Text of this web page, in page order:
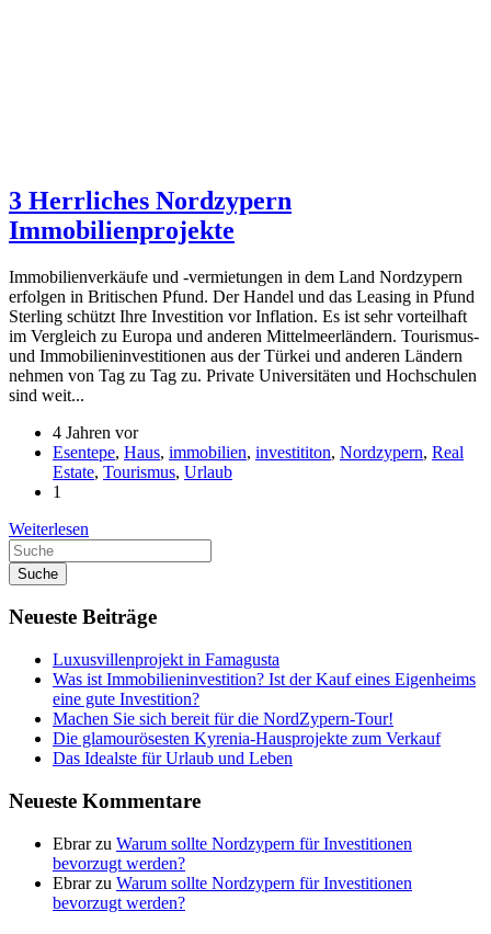
3 Herrliches Nordzypern
Immobilienprojekte
Immobilienverkäufe und -vermietungen in dem Land Nordzypern
erfolgen in Britischen Pfund. Der Handel und das Leasing in Pfund
Sterling schützt Ihre Investition vor Inflation. Es ist sehr vorteilhaft
im Vergleich zu Europa und anderen Mittelmeerländern. Tourismus-
und Immobilieninvestitionen aus der Türkei und anderen Ländern
nehmen von Tag zu Tag zu. Private Universitäten und Hochschulen
sind weit...
4 Jahren vor
Esentepe, Haus, immobilien, investititon, Nordzypern, Real
Estate, Tourismus, Urlaub
1
Weiterlesen
Suche
Neueste Beiträge
Luxusvillenprojekt in Famagusta
Was ist Immobilieninvestition? Ist der Kauf eines Eigenheims
eine gute Investition?
Machen Sie sich bereit für die NordZypern-Tour!
Die glamourösesten Kyrenia-Hausprojekte zum Verkauf
Das Idealste für Urlaub und Leben
Neueste Kommentare
Ebrarzu Warum sollte Nordzypern für Investitionen
bevorzugt werden?
Ebrarzu Warum sollte Nordzypern für Investitionen
bevorzugt werden?